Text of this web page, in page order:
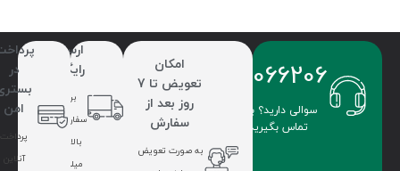
09336066206
سوالی دارید؟ با ما
تماس بگیرید.
امکان
تعویض تا 7
روز بعد از
سفارش
به صورت تعویض
ارسال
رایگان
برای
سفارشات
میلیون
در
امن
پرداخت
آنلاین